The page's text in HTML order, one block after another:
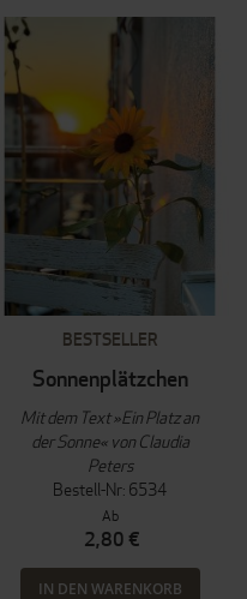
BESTSELLER
Sonnenplätzchen
Mit dem Text »Ein Platz an
der Sonne« von Claudia
Peters
Bestell-Nr: 6534
Ab
2,80 €
IN DEN WARENKORB